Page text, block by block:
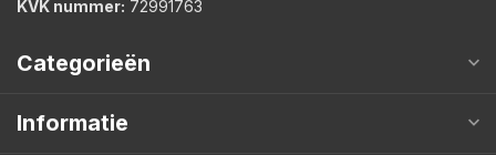
KVK nummer: 72991763
Categorieën
Informatie